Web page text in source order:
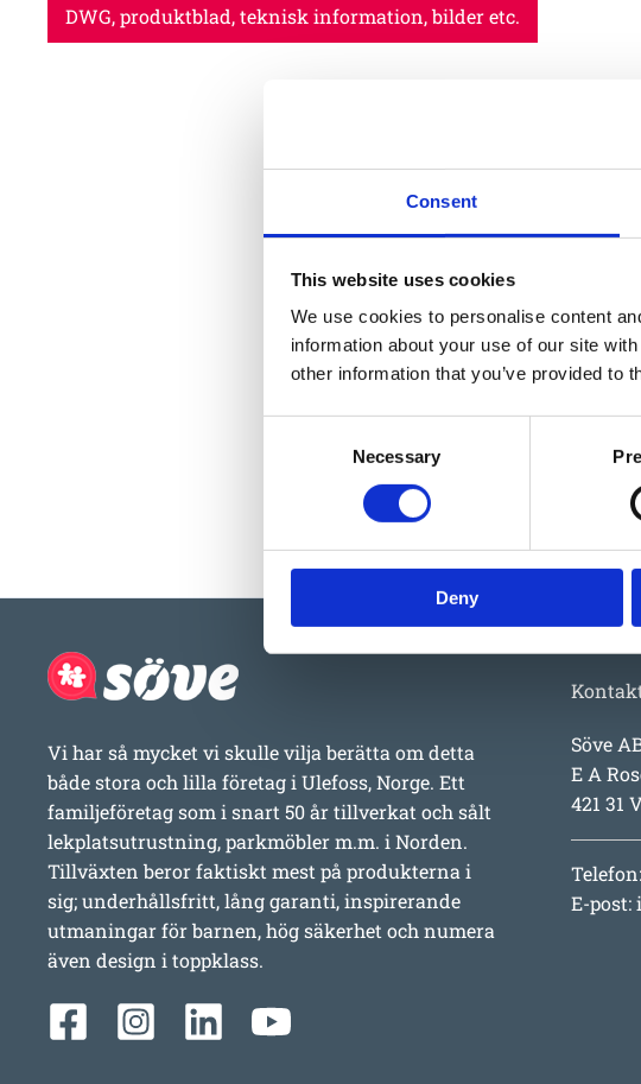
Consent
This website uses cookies
We use cookies to personalise content
information about your use of our site
other information that you’ve provided to
Necessary
Deny
DWG, produktblad, teknisk information, bilder etc.
Vi har så mycket vi skulle vilja berätta om detta
både stora och lilla företag i Ulefoss, Norge. Ett
familjeföretag som i snart 50 år tillverkat och sålt
lekplatsutrustning, parkmöbler m.m. i Norden.
Tillväxten beror faktiskt mest på produkterna i
sig; underhållsfritt, lång garanti, inspirerande
utmaningar för barnen, hög säkerhet och numera
även design i toppklass.
Söve
E A
421 31
E-post: